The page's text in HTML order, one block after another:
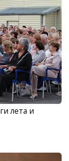
лета и